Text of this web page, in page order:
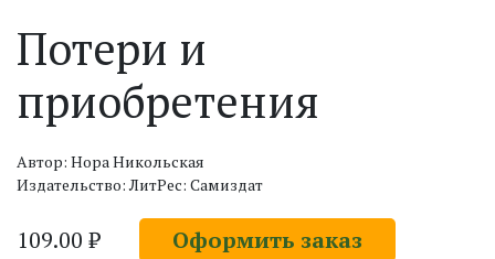
Потери и
приобретения
Автор: Нора Никольская
Издательство: ЛитРес: Самиздат
109.00 ₽ Оформить заказ